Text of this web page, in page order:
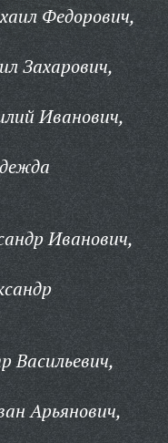
Федорович,
Захарович,
Иванович,
Иванович,
Васильевич,
Арьянович,